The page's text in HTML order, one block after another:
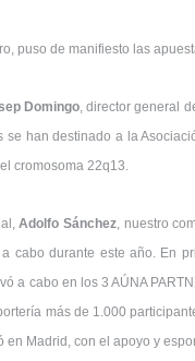
puso de manifiesto las
Domingo, director general
se han destinado a la
cromosoma 22q13.
Adolfo Sánchez, nuestro
cabo durante este año. En
a cabo en los 3 AÚNA
más de 1.000
en Madrid, con el apoyo y